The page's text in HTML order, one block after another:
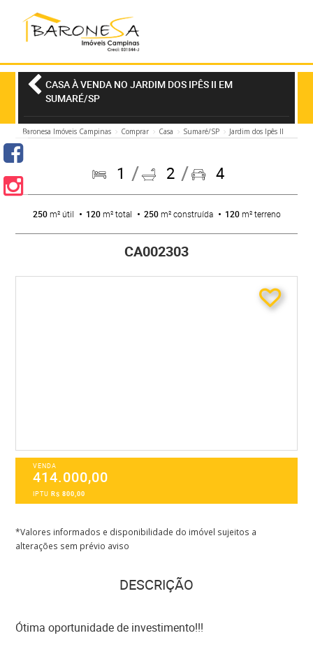
CASA À VENDA NO JARDIM DOS IPÊS II EM
SUMARÉ/SP
Baronesa Imóveis Campinas Comprar Casa Sumaré/SP Jardim dos Ipês II
1 2 4
250m² útil 120m² total 250m² construída 120m² terreno
CA002303
VENDA
414.000,00
IPTUR$ 800,00
*Valores informados e disponibilidade do imóvel sujeitos a
alterações sem prévio aviso
DESCRIÇÃO
Ótima oportunidade de investimento!!!